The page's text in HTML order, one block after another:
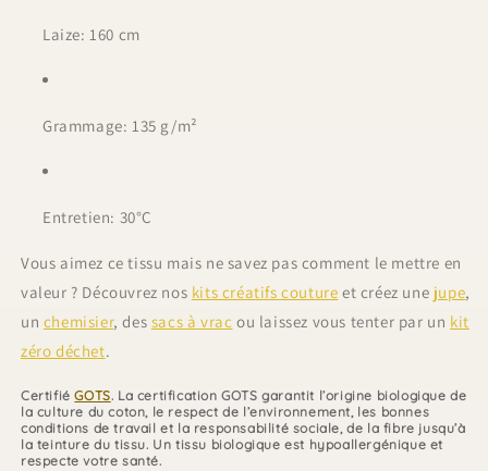
Laize: 160 cm
Grammage: 135 g/m²
Entretien: 30°C
Vous aimez ce tissu mais ne savez pas comment le mettre en
valeur ? Découvrez nos kits créatifs couture et créez une jupe,
un chemisier, des sacs à vrac ou laissez vous tenter par un kit
zéro déchet.
CertifiéGOTS. La certification GOTS garantit l’origine biologique de
la culture du coton, le respect de l’environnement, les bonnes
conditions de travail et la responsabilité sociale, de la fibre jusqu’à
la teinture du tissu. Un tissu biologique est hypoallergénique et
respecte votre santé.